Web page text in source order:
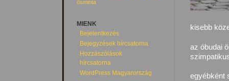
kisebb
az óbudai
egyébként
ősminta
MIENK
Bejelentkezés
Bejegyzések hírcsatorna
Hozzászólások
hírcsatorna
WordPress Magyarország